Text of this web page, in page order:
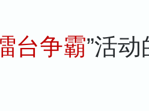
台争霸”活动